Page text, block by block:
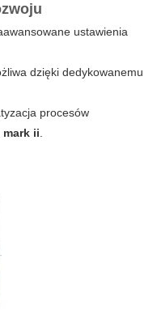
ustawienia
dzięki dedykowanemu
procesów
ii